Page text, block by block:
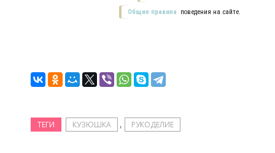
Общие правила поведения на сайте.
ТЕГИ КУЗЮШКА , РУКОДЕЛИЕ